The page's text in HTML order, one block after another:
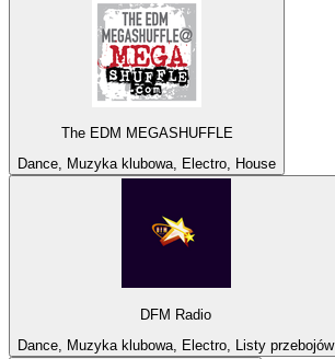
The EDM MEGASHUFFLE
Dance, Muzyka klubowa, Electro, House
DFM Radio
Dance, Muzyka klubowa, Electro, Listy przebojów